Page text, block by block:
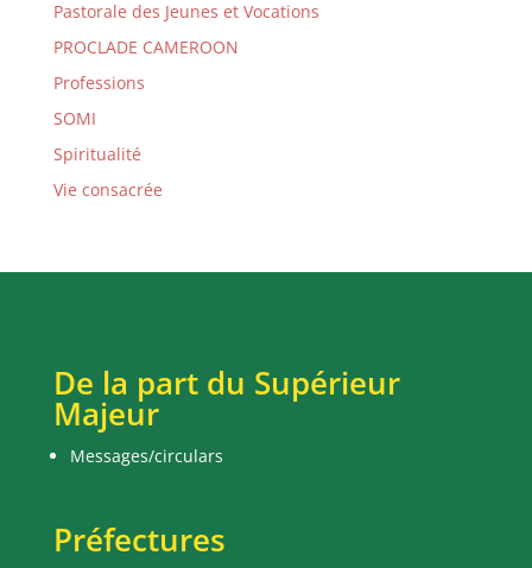
Pastorale des Jeunes et Vocations
PROCLADE CAMEROON
Professions
SOMI
Spiritualité
Vie consacrée
De la part du Supérieur
Majeur
Messages/circulars
Préfectures